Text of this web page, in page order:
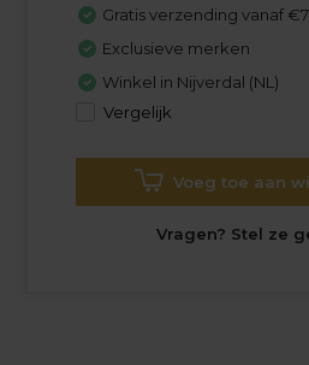
Gratis verzending vanaf
Exclusieve merken
Winkel in Nijverdal (NL)
Vergelijk
Voeg toe aan
Vragen? Stel ze